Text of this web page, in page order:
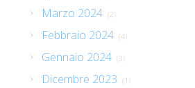
Marzo 2024 (2)
Febbraio 2024 (4)
Gennaio 2024 (3)
Dicembre 2023 (1)